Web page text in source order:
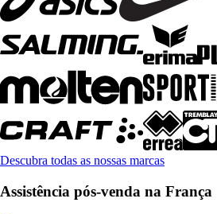
Descubra todas as nossas marcas
Assistência pós-venda na França